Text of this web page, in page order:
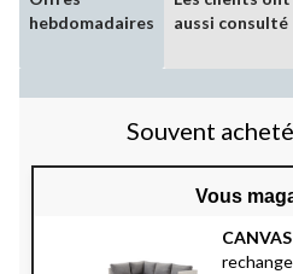
hebdomadaires
aussi consulté
Souvent
Vous
CANVAS